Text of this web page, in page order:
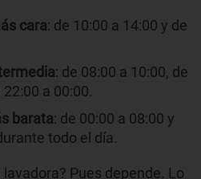
cara: de 10:00 a 14:00 y de
: de 08:00 a 10:00, de
a 00:00.
barata: de 00:00 a 08:00 y
todo el día.
Pues depende. Lo